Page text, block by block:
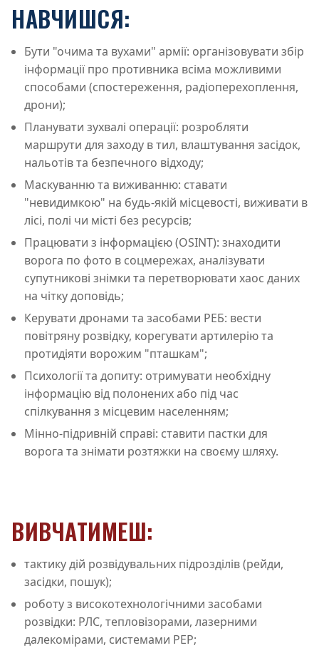
НАВЧИШСЯ:
Бути "очима та вухами" армії: організовувати збір
інформації про противника всіма можливими
способами (спостереження, радіоперехоплення,
дрони);
Планувати зухвалі операції: розробляти
маршрути для заходу в тил, влаштування засідок,
нальотів та безпечного відходу;
Маскуванню та виживанню: ставати
"невидимкою" на будь-якій місцевості, виживати в
лісі, полі чи місті без ресурсів;
Працювати з інформацією (OSINT): знаходити
ворога по фото в соцмережах, аналізувати
супутникові знімки та перетворювати хаос даних
на чітку доповідь;
Керувати дронами та засобами РЕБ: вести
повітряну розвідку, корегувати артилерію та
протидіяти ворожим "пташкам";
Психології та допиту: отримувати необхідну
інформацію від полонених або під час
спілкування з місцевим населенням;
Мінно-підривній справі: ставити пастки для
ворога та знімати розтяжки на своєму шляху.
ВИВЧАТИМЕШ:
тактику дій розвідувальних підрозділів (рейди,
засідки, пошук);
роботу з високотехнологічними засобами
розвідки: РЛС, тепловізорами, лазерними
далекомірами, системами РЕР;